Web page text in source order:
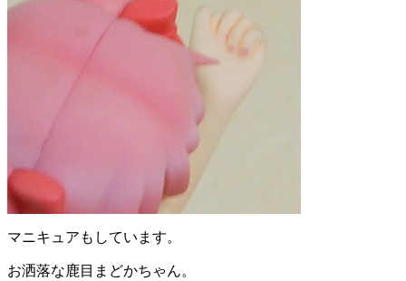
マニキュアもしています。
お洒落な鹿目まどかちゃん。